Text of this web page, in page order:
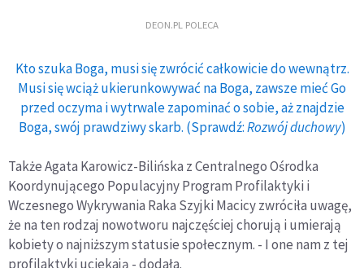
DEON.PL POLECA
Kto szuka Boga, musi się zwrócić całkowicie do wewnątrz.
Musi się wciąż ukierunkowywać na Boga, zawsze mieć Go
przed oczyma i wytrwale zapominać o sobie, aż znajdzie
Boga, swój prawdziwy skarb. (Sprawdź:Rozwój duchowy)
Także Agata Karowicz-Bilińska z Centralnego Ośrodka
Koordynującego Populacyjny Program Profilaktyki i
Wczesnego Wykrywania Raka Szyjki Macicy zwróciła uwagę,
że na ten rodzaj nowotworu najczęściej chorują i umierają
kobiety o najniższym statusie społecznym. - I one nam z tej
profilaktyki uciekają - dodała.